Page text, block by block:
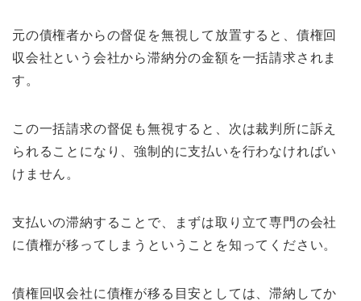
元の債権者からの督促を無視して放置すると、債権回
収会社という会社から滞納分の金額を一括請求されま
す。
この一括請求の督促も無視すると、次は裁判所に訴え
られることになり、強制的に支払いを行わなければい
けません。
支払いの滞納することで、まずは取り立て専門の会社
に債権が移ってしまうということを知ってください。
債権回収会社に債権が移る目安としては、滞納してか